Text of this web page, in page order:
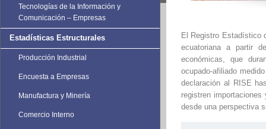
Tecnologías de la Información y
Comunicación – Empresas
Estadísticas Estructurales
Producción Industrial
Encuesta a Empresas
Manufactura y Minería
Comercio Interno
El Registro Estadístico
ecuatoriana a partir
económicas, que
ocupado-afiliado
declaración al RISE
registren
desde una perspectiva